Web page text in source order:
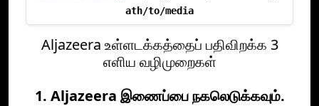
ath/to/media
Aljazeera உள்ளடக்கத்தைப் பதிவிறக்க 3
எளிய வழிமுறைகள்
1. Aljazeera இணைப்பை நகலெடுக்கவும்.